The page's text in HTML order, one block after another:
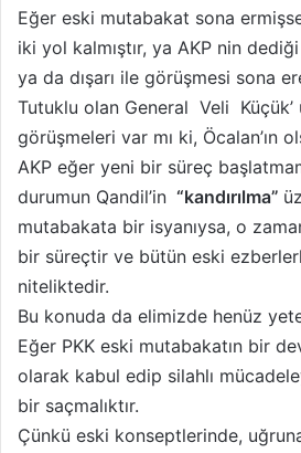
Eğer eski mutabakat sona
iki yol kalmıştır, ya AKP nin
ya da dışarı ile görüşmesi sona
Tutuklu olan General Veli Küçük’
görüşmeleri var mı ki, Öcalan’ın
AKP eğer yeni bir süreç
durumun Qandil’in “kandırılma”
mutabakata bir isyanıysa, o
bir süreçtir ve bütün eski
niteliktedir.
Bu konuda da elimizde henüz
Eğer PKK eski mutabakatın bir
olarak kabul edip silahlı
bir saçmalıktır.
Çünkü eski konseptlerinde,